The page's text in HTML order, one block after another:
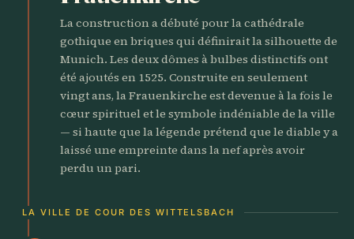
La construction a débuté pour la cathédrale
gothique en briques qui définirait la silhouette de
Munich. Les deux dômes à bulbes distinctifs ont
été ajoutés en 1525. Construite en seulement
vingt ans, la Frauenkirche est devenue à la fois le
cœur spirituel et le symbole indéniable de la ville
— si haute que la légende prétend que le diable y a
laissé une empreinte dans la nef après avoir
perdu un pari.
LA VILLE DE COUR DES WITTELSBACH